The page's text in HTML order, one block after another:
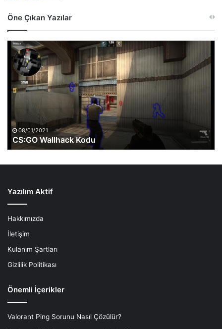
Öne Çıkan Yazılar
CS:GO
Wallhack
Kodu
08/01/2021
CS:GO Wallhack Kodu
Yazılım Aktif
Hakkımızda
İletişim
Kulanım Şartları
Gizlilik Politikası
Önemli İçerikler
Valorant Ping Sorunu Nasıl Çözülür?